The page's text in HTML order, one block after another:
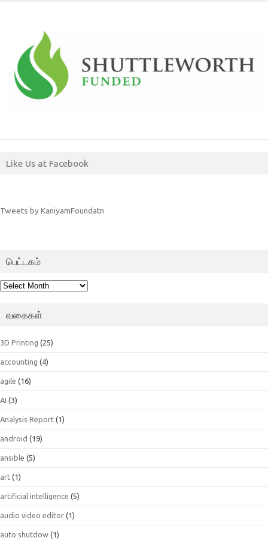
Like Us at Facebook
Tweets by KaniyamFoundatn
பெட்டகம்
பெட்டகம்
வகைகள்
3D Printing (25)
accounting (4)
agile (16)
AI (3)
Analysis Report (1)
android (19)
ansible (5)
art (1)
artificial intelligence (5)
audio video editor (1)
auto shutdow (1)